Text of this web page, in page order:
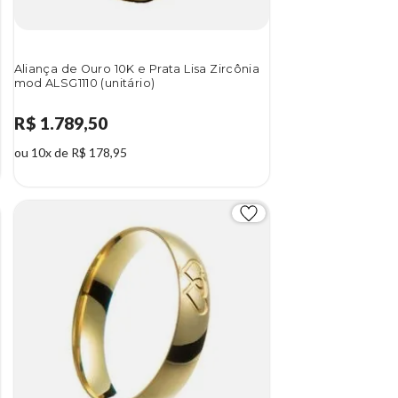
Aliança de Ouro 10K e Prata Lisa Zircônia
mod ALSG1110 (unitário)
R$ 1.789,50
ou 10x de R$ 178,95